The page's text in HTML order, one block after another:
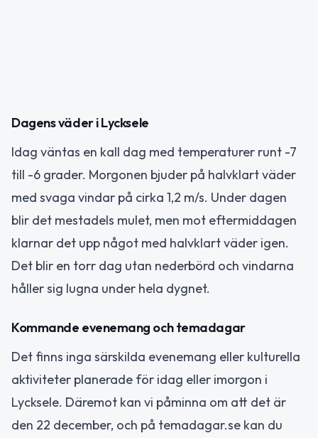
Dagens väder i Lycksele
Idag väntas en kall dag med temperaturer runt -7
till -6 grader. Morgonen bjuder på halvklart väder
med svaga vindar på cirka 1,2 m/s. Under dagen
blir det mestadels mulet, men mot eftermiddagen
klarnar det upp något med halvklart väder igen.
Det blir en torr dag utan nederbörd och vindarna
håller sig lugna under hela dygnet.
Kommande evenemang och temadagar
Det finns inga särskilda evenemang eller kulturella
aktiviteter planerade för idag eller imorgon i
Lycksele. Däremot kan vi påminna om att det är
den 22 december, och på temadagar.se kan du